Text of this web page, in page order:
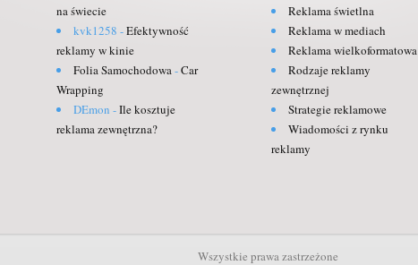
na świecie
kvk1258 -Efektywność
reklamy w kinie
Folia Samochodowa-Car
Wrapping
DEmon -Ile kosztuje
reklama zewnętrzna?
Reklama świetlna
Reklama w mediach
Reklama wielkoformatowa
Rodzaje reklamy
zewnętrznej
Strategie reklamowe
Wiadomości z rynku
reklamy
Wszystkie prawa zastrzeżone